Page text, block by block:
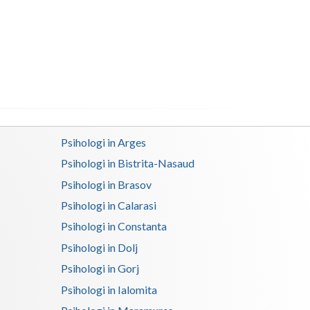
Covasna
Dolj
Galati
Giurgiu
Gorj
Psihologi in Arges
Psihologi in Bistrita-Nasaud
Psihologi in Brasov
Psihologi in Calarasi
Psihologi in Constanta
Psihologi in Dolj
Psihologi in Gorj
Psihologi in Ialomita